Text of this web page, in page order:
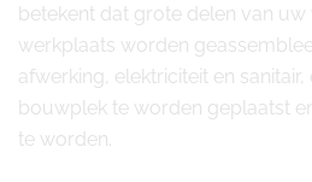
betekent dat grote delen van uw
werkplaats worden
afwerking, elektriciteit en
bouwplek te worden geplaatst
te worden.